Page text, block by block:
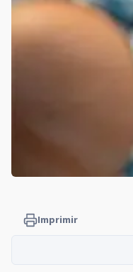
Imprimir